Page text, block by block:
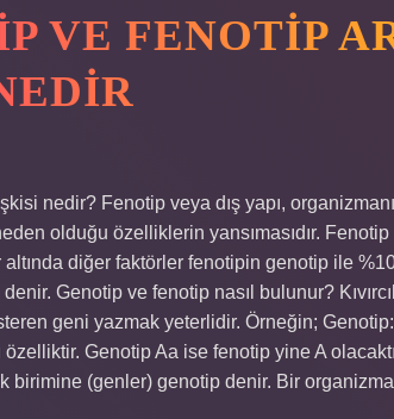
VE FENOTIP
nedir? Fenotip veya dış yapı,
olduğu özelliklerin yansımasıdır.
diğer faktörler fenotipin genotip ile
Genotip ve fenotip nasıl bulunur?
geni yazmak yeterlidir. Örneğin;
özelliktir. Genotip Aa ise fenotip yine A
birimine (genler) genotip denir. Bir